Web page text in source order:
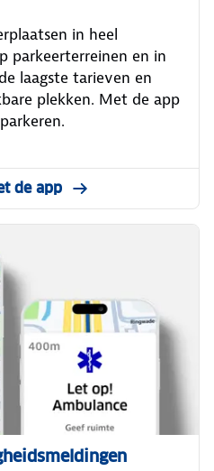
in heel
parkeerterreinen en in
laagste tarieven en
plekken. Met de app
de app